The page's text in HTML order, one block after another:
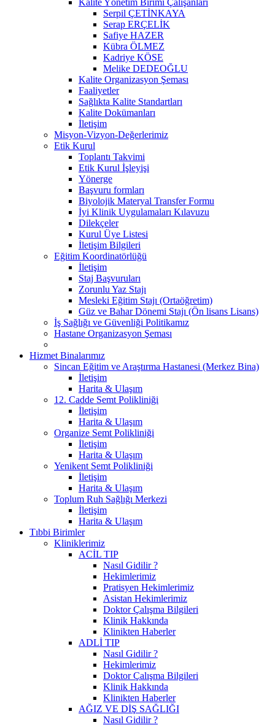
Serpil ÇETİNKAYA
Serap ERÇELİK
Safiye HAZER
Kübra ÖLMEZ
Kadriye KÖSE
Melike DEDEOĞLU
Kalite Organizasyon Şeması
Faaliyetler
Sağlıkta Kalite Standartları
Kalite Dokümanları
İletişim
Misyon-Vizyon-Değerlerimiz
Etik Kurul
Toplantı Takvimi
Etik Kurul İşleyişi
Yönerge
Başvuru formları
Biyolojik Materyal Transfer Formu
İyi Klinik Uygulamaları Kılavuzu
Dilekçeler
Kurul Üye Listesi
İletişim Bilgileri
Eğitim Koordinatörlüğü
İletişim
Staj Başvuruları
Zorunlu Yaz Stajı
Mesleki Eğitim Stajı (Ortaöğretim)
Güz ve Bahar Dönemi Stajı (Ön lisans Lisans)
İş Sağlığı ve Güvenliği Politikamız
Hastane Organizasyon Şeması
Hizmet Binalarımız
Sincan Eğitim ve Araştırma Hastanesi (Merkez Bina)
İletişim
Harita & Ulaşım
12. Cadde Semt Polikliniği
İletişim
Harita & Ulaşım
Organize Semt Polikliniği
İletişim
Harita & Ulaşım
Yenikent Semt Polikliniği
İletişim
Harita & Ulaşım
Toplum Ruh Sağlığı Merkezi
İletişim
Harita & Ulaşım
Tıbbi Birimler
Kliniklerimiz
ACİL TIP
Nasıl Gidilir ?
Hekimlerimiz
Pratisyen Hekimlerimiz
Asistan Hekimlerimiz
Doktor Çalışma Bilgileri
Klinik Hakkında
Klinikten Haberler
ADLİ TIP
Nasıl Gidilir ?
Hekimlerimiz
Doktor Çalışma Bilgileri
Klinik Hakkında
Klinikten Haberler
AĞIZ VE DİŞ SAĞLIĞI
Nasıl Gidilir ?